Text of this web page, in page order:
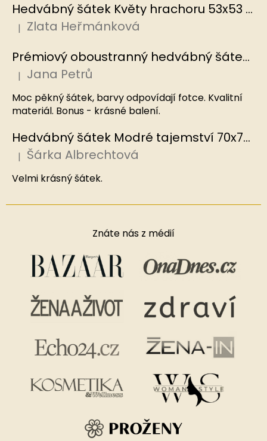
Hedvábný šátek Květy hrachoru 53x53 cm v dárkovém balení, HEDVÁBNÝ SVĚT
Hodnocení produktu je 5 z 5 hvězdiček.
| Zlata Heřmánková
Prémiový oboustranný hedvábný šátek Mořský korál, MB
Hodnocení produktu je 5 z 5 hvězdiček.
| Jana Petrů
Moc pěkný šátek, barvy odpovídají fotce. Kvalitní
materiál. Bonus - krásné balení.
Hedvábný šátek Modré tajemství 70x70 cm v dárkovém balení, HEDVÁBNÝ SVĚT
Hodnocení produktu je 5 z 5 hvězdiček.
| Šárka Albrechtová
Velmi krásný šátek.
Znáte nás z médií